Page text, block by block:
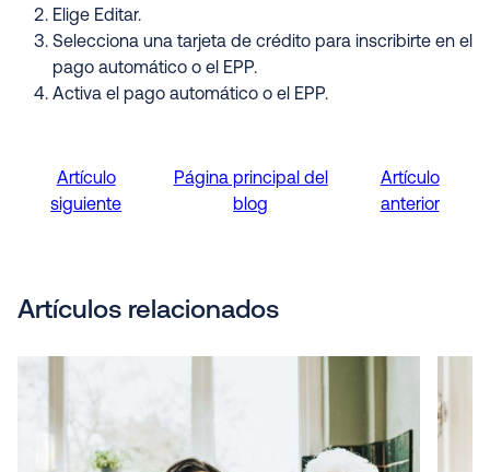
Elige Editar.
Selecciona una tarjeta de crédito para inscribirte en el
pago automático o el EPP.
Activa el pago automático o el EPP.
Artículo
siguiente
Página principal del
blog
Artículo
anterior
Artículos relacionados